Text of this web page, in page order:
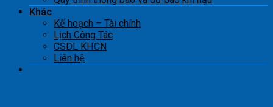
Khác
Kế hoạch – Tài chính
Lịch Công Tác
CSDL KHCN
Liên hệ